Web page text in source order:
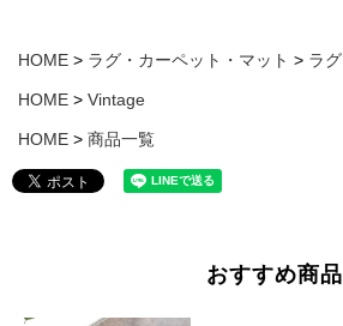
HOME ラグ・カーペット・マット ラグ
HOME Vintage
HOME 商品一覧
おすすめ商品